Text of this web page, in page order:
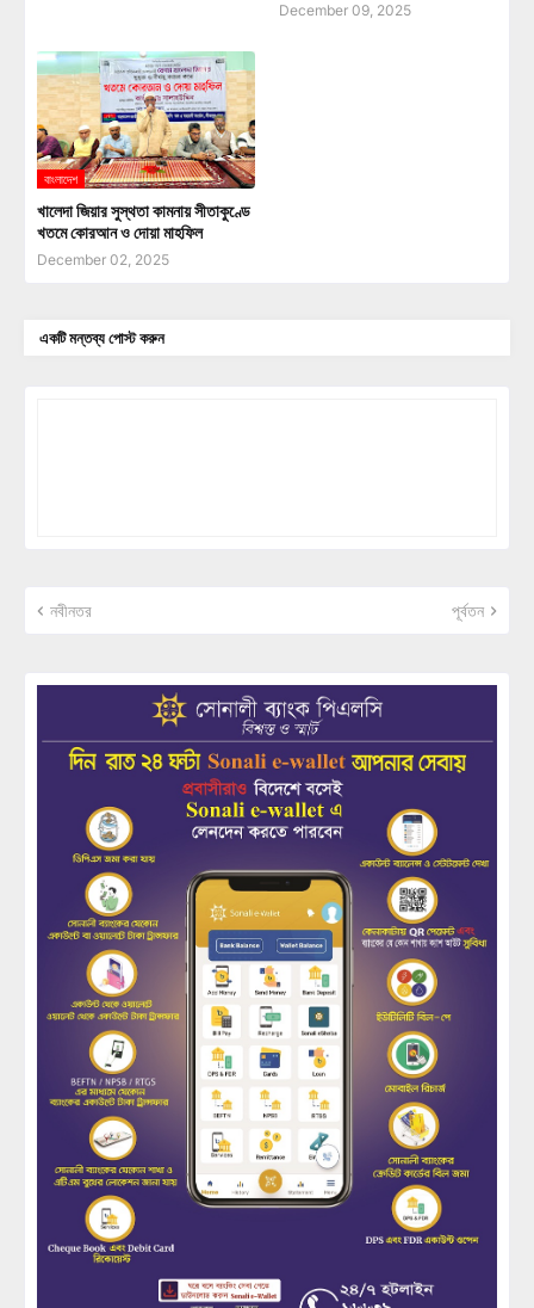
December 09, 2025
বাংলাদেশ
খালেদা জিয়ার সুস্থতা কামনায় সীতাকুণ্ডে
খতমে কোরআন ও দোয়া মাহফিল
December 02, 2025
একটি মন্তব্য পোস্ট করুন
নবীনতর পূর্বতন